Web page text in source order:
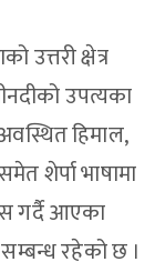
उत्तरी क्षेत्र
उपत्यका
हिमाल,
शेर्पा भाषामा
गर्दै आएका
रहेको छ ।